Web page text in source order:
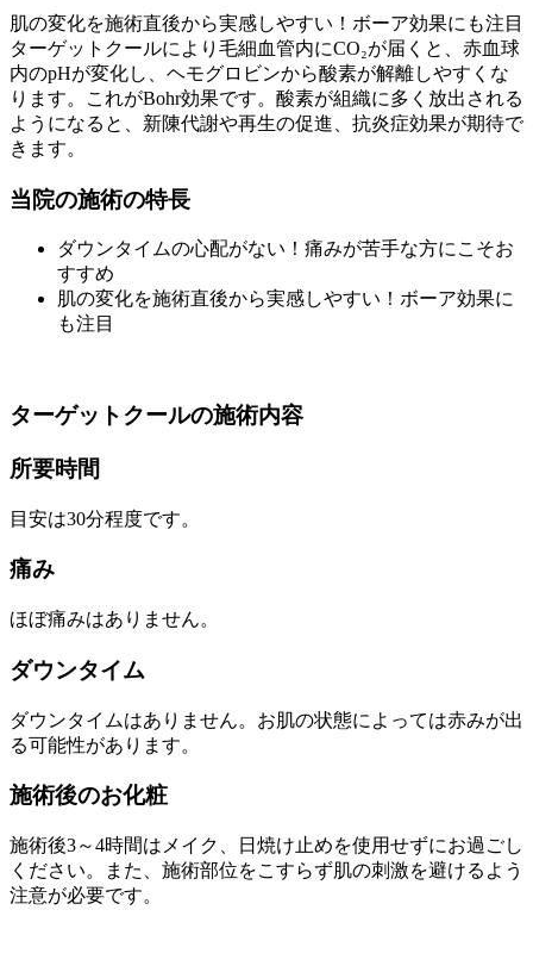
肌の変化を施術直後から実感しやすい！ボーア効果にも注目
ターゲットクールにより毛細血管内にCO₂が届くと、赤血球
内のpHが変化し、ヘモグロビンから酸素が解離しやすくな
ります。これがBohr効果です。酸素が組織に多く放出される
ようになると、新陳代謝や再生の促進、抗炎症効果が期待で
きます。
当院の施術の特長
ダウンタイムの心配がない！痛みが苦手な方にこそお
すすめ
肌の変化を施術直後から実感しやすい！ボーア効果に
も注目
ターゲットクールの施術内容
所要時間
目安は30分程度です。
痛み
ほぼ痛みはありません。
ダウンタイム
ダウンタイムはありません。お肌の状態によっては赤みが出
る可能性があります。
施術後のお化粧
施術後3～4時間はメイク、日焼け止めを使用せずにお過ごし
ください。また、施術部位をこすらず肌の刺激を避けるよう
注意が必要です。